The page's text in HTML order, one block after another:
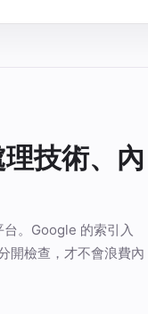
技術、內
。Google 的索引入
開檢查，才不會浪費內